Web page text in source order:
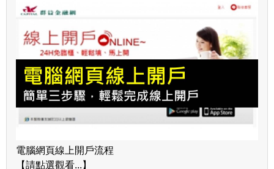
電腦網頁線上開戶流程
【請點選觀看...】